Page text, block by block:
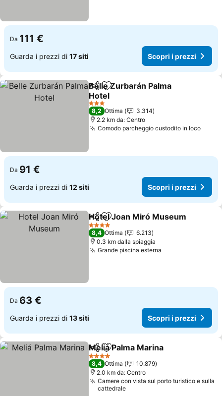
Da 111 €
Guarda i prezzi di 17 siti Scopri i prezzi
CondividiAggiungi ai preferiti
Belle Zurbarán Palma
Hotel
Scopri i prezzi
3 Stelle
8,2 Ottima
3.314
2.2 km da: Centro
Comodo parcheggio custodito in loco
Da 91 €
Guarda i prezzi di 12 siti Scopri i prezzi
CondividiAggiungi ai preferiti
Hotel Joan Miró Museum
4 Stelle
8,4 Ottima
6.213
0.3 km dalla spiaggia
Grande piscina esterna
Da 63 €
Guarda i prezzi di 13 siti Scopri i prezzi
CondividiAggiungi ai preferiti
Meliá Palma Marina
4 Stelle
8,4 Ottima
10.879
2.0 km da: Centro
Camere con vista sul porto turistico e sulla
cattedrale